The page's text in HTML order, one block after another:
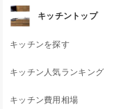
キッチントップ
キッチンを探す
キッチン人気ランキング
キッチン費用相場